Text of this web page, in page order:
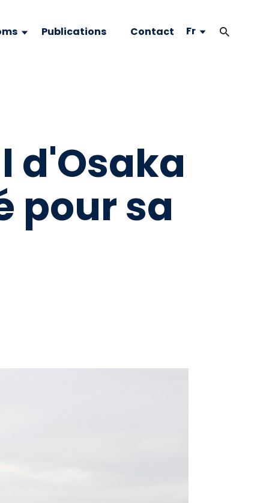
Publications Contact Fr
d'Osaka
pour sa